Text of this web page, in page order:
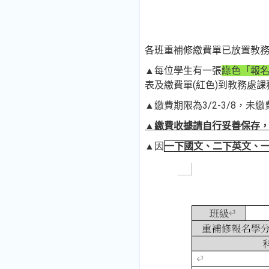
各班重補修繳費單已放置教
▲每位學生有一張綠色「報
表及繳費單(紅色)到教務處
▲繳費期限為3/2-3/8，未繳
▲繳費收據請自行妥善保存
▲因 一下國文、二下英文、